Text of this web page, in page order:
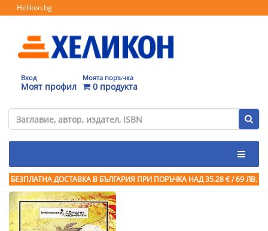
Helikon.bg
Вход
Моят профил
Моята поръчка
0 продукта
БЕЗПЛАТНА ДОСТАВКА В БЪЛГАРИЯ ПРИ ПОРЪЧКА НАД 35.28 € / 69 ЛВ.